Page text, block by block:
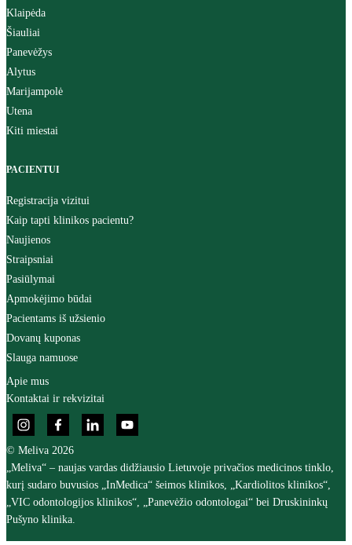
Klaipėda
Šiauliai
Panevėžys
Alytus
Marijampolė
Utena
Kiti miestai
PACIENTUI
Registracija vizitui
Kaip tapti klinikos pacientu?
Naujienos
Straipsniai
Pasiūlymai
Apmokėjimo būdai
Pacientams iš užsienio
Dovanų kuponas
Slauga namuose
Apie mus
Kontaktai ir rekvizitai
© Meliva 2026
„Meliva“ – naujas vardas didžiausio Lietuvoje privačios medicinos tinklo,
kurį sudaro buvusios „InMedica“ šeimos klinikos, „Kardiolitos klinikos“,
„VIC odontologijos klinikos“, „Panevėžio odontologai“ bei Druskininkų
Pušyno klinika.